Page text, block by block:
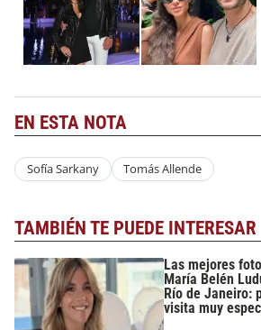
EN ESTA NOTA
Sofía Sarkany Tomás Allende
TAMBIÉN TE PUEDE INTERESAR
Las mejores
María Belén
Río de Janeiro:
visita muy